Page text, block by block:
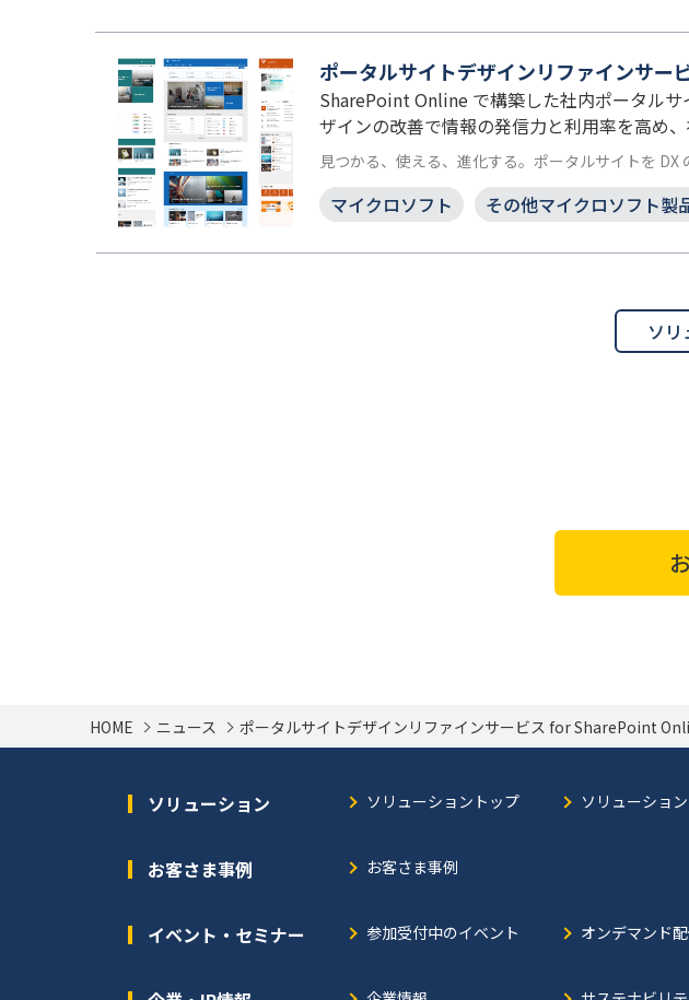
ポータルサイトデザインリファインサ
SharePoint Online で構築した社内ポータル
ザインの改善で情報の発信力と利用率を高め
見つかる、使える、進化する。ポータルサイトを DX
マイクロソフト その他マイクロソフト製
ソリ
HOME ニュース ポータルサイトデザインリファインサービス for SharePoint
ソリューション ソリューショントップ ソリューショ
お客さま事例 お客さま事例
イベント・セミナー 参加受付中のイベント オンデマンド